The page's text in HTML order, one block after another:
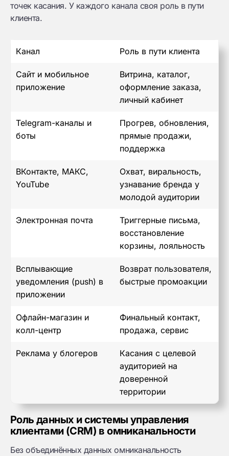
точек касания. У каждого канала своя роль в пути
клиента.
Канал Роль в пути клиента
Сайт и мобильное
приложение
Витрина, каталог,
оформление заказа,
личный кабинет
Telegram-каналы и
боты
Прогрев, обновления,
прямые продажи,
поддержка
ВКонтакте, МАКС,
YouTube
Охват, виральность,
узнавание бренда у
молодой аудитории
Электронная почта
Триггерные письма,
восстановление
корзины, лояльность
Всплывающие
уведомления (push) в
приложении
Возврат пользователя,
быстрые промоакции
Офлайн-магазин и
колл-центр
Финальный контакт,
продажа, сервис
Реклама у блогеров
Касания с целевой
аудиторией на
доверенной
территории
Роль данных и системы управления
клиентами (CRM) в омниканальности
Без объединённых данных омниканальность